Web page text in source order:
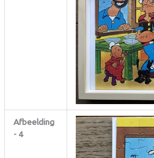
Afbeelding
- 4